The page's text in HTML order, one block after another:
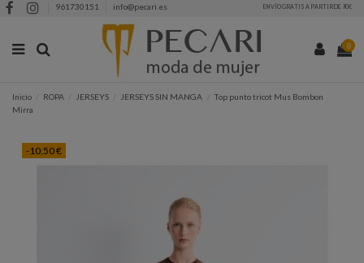
961730151 info@pecari.es ENVÍO GRATIS A PARTIR DE 90€
0
Inicio ROPA JERSEYS JERSEYS SIN MANGA
Top punto tricot Mus Bombon
Mirra
-10,50 €